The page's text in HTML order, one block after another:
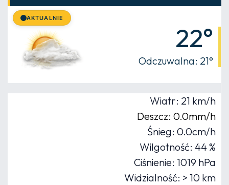
AKTUALNIE
22°
Odczuwalna: 21°
Wiatr: 21 km/h
Deszcz: 0.0mm/h
Śnieg: 0.0cm/h
Wilgotność: 44 %
Ciśnienie: 1019 hPa
Widzialność: > 10 km